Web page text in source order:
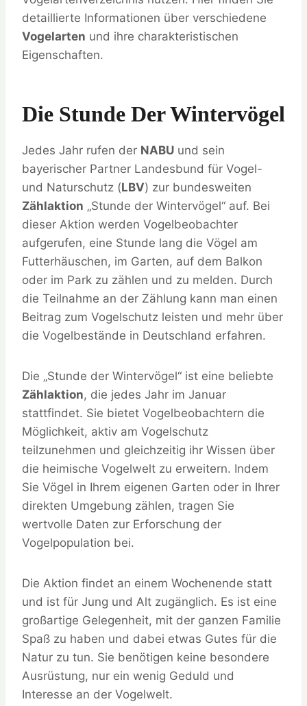
detaillierte Informationen über verschiedene
Vogelarten und ihre charakteristischen
Eigenschaften.
Die Stunde Der Wintervögel
Jedes Jahr rufen der NABU und sein
bayerischer Partner Landesbund für Vogel-
und Naturschutz (LBV) zur bundesweiten
Zählaktion „Stunde der Wintervögel“ auf. Bei
dieser Aktion werden Vogelbeobachter
aufgerufen, eine Stunde lang die Vögel am
Futterhäuschen, im Garten, auf dem Balkon
oder im Park zu zählen und zu melden. Durch
die Teilnahme an der Zählung kann man einen
Beitrag zum Vogelschutz leisten und mehr über
die Vogelbestände in Deutschland erfahren.
Die „Stunde der Wintervögel“ ist eine beliebte
Zählaktion, die jedes Jahr im Januar
stattfindet. Sie bietet Vogelbeobachtern die
Möglichkeit, aktiv am Vogelschutz
teilzunehmen und gleichzeitig ihr Wissen über
die heimische Vogelwelt zu erweitern. Indem
Sie Vögel in Ihrem eigenen Garten oder in Ihrer
direkten Umgebung zählen, tragen Sie
wertvolle Daten zur Erforschung der
Vogelpopulation bei.
Die Aktion findet an einem Wochenende statt
und ist für Jung und Alt zugänglich. Es ist eine
großartige Gelegenheit, mit der ganzen Familie
Spaß zu haben und dabei etwas Gutes für die
Natur zu tun. Sie benötigen keine besondere
Ausrüstung, nur ein wenig Geduld und
Interesse an der Vogelwelt.